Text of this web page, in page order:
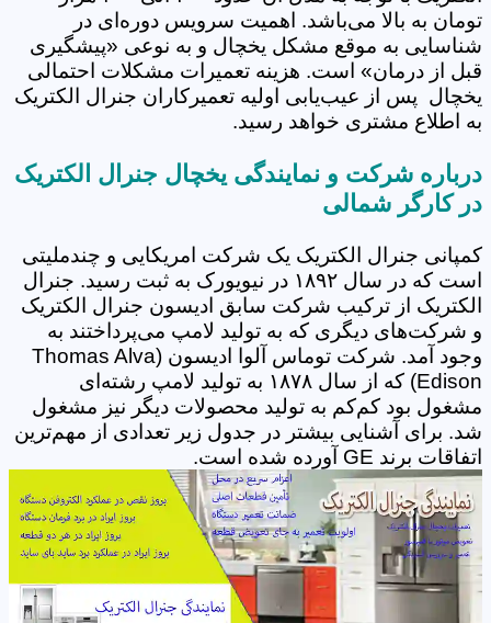
تومان به بالا می‌باشد. اهمیت سرویس دوره‌ای در
شناسایی به موقع مشکل یخچال و به نوعی «پیشگیری
قبل از درمان» است. هزینه تعمیرات مشکلات احتمالی
یخچال پس از عیب‌یابی اولیه تعمیرکاران جنرال الکتریک
به اطلاع مشتری خواهد رسید.
درباره شرکت و نمایندگی یخچال جنرال الکتریک
در کارگر شمالی
کمپانی جنرال الکتریک یک شرکت امریکایی و چندملیتی
است که در سال ۱۸۹۲ در نیویورک به ثبت رسید. جنرال
الکتریک از ترکیب شرکت سابق ادیسون جنرال الکتریک
و شرکت‌های دیگری که به تولید لامپ می‌پرداختند به
وجود آمد. شرکت توماس آلوا ادیسون (Thomas Alva
Edison) که از سال ۱۸۷۸ به تولید لامپ رشته‌ای
مشغول بود کم‌کم به تولید محصولات دیگر نیز مشغول
شد. برای آشنایی بیشتر در جدول زیر تعدادی از مهم‌ترین
اتفاقات برند GE آورده شده است.